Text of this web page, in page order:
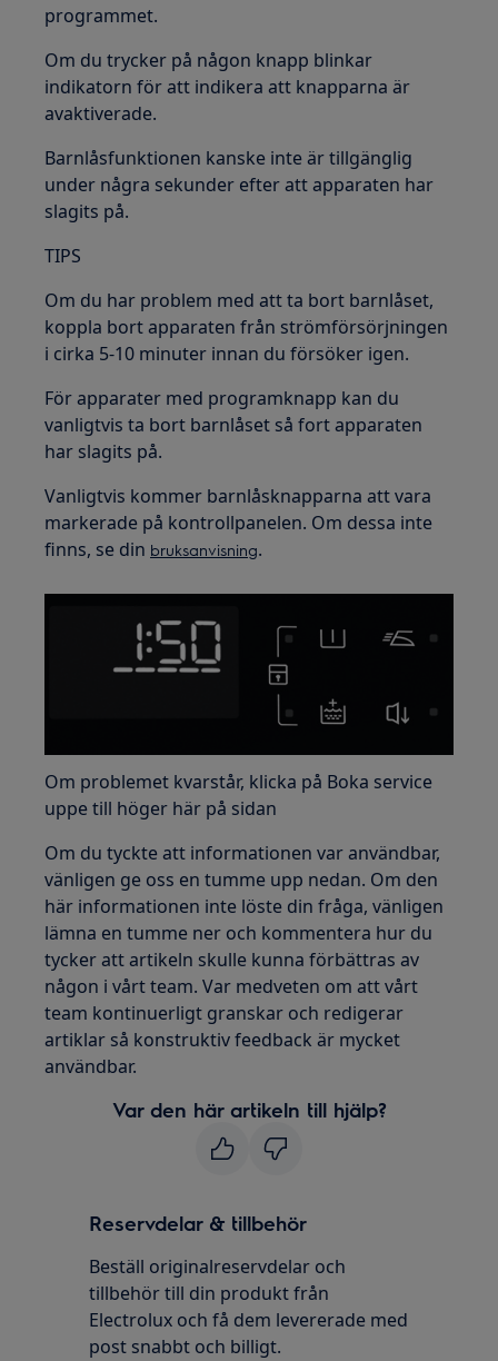
programmet.
Om du trycker på någon knapp blinkar
indikatorn för att indikera att knapparna är
avaktiverade.
Barnlåsfunktionen kanske inte är tillgänglig
under några sekunder efter att apparaten har
slagits på.
TIPS
Om du har problem med att ta bort barnlåset,
koppla bort apparaten från strömförsörjningen
i cirka 5-10 minuter innan du försöker igen.
För apparater med programknapp kan du
vanligtvis ta bort barnlåset så fort apparaten
har slagits på.
Vanligtvis kommer barnlåsknapparna att vara
markerade på kontrollpanelen. Om dessa inte
finns, se din bruksanvisning.
Om problemet kvarstår, klicka på Boka service
uppe till höger här på sidan
Om du tyckte att informationen var användbar,
vänligen ge oss en tumme upp nedan. Om den
här informationen inte löste din fråga, vänligen
lämna en tumme ner och kommentera hur du
tycker att artikeln skulle kunna förbättras av
någon i vårt team. Var medveten om att vårt
team kontinuerligt granskar och redigerar
artiklar så konstruktiv feedback är mycket
användbar.
Var den här artikeln till hjälp?
Reservdelar & tillbehör
Beställ originalreservdelar och
tillbehör till din produkt från
Electrolux och få dem levererade med
post snabbt och billigt.